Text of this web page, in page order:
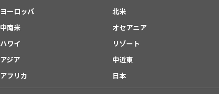
ヨーロッパ
北米
中南米
オセアニア
ハワイ
リゾート
アジア
中近東
アフリカ
日本